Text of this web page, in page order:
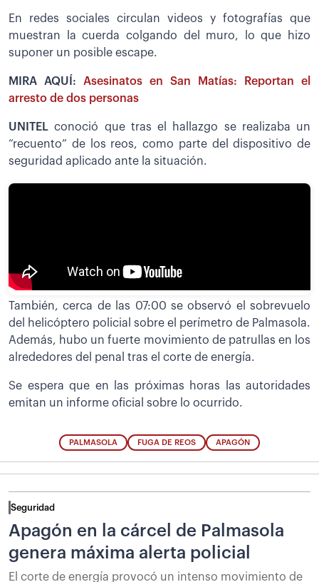
En redes sociales circulan videos y fotografías que
muestran la cuerda colgando del muro, lo que hizo
suponer un posible escape.
MIRA AQUÍ: Asesinatos en San Matías: Reportan el
arresto de dos personas
UNITELconoció que tras el hallazgo se realizaba un
“recuento” de los reos, como parte del dispositivo de
seguridad aplicado ante la situación.
También, cerca de las 07:00 se observó el sobrevuelo
del helicóptero policial sobre el perímetro de Palmasola.
Además, hubo un fuerte movimiento de patrullas en los
alrededores del penal tras el corte de energía.
Se espera que en las próximas horas las autoridades
emitan un informe oficial sobre lo ocurrido.
PALMASOLA FUGA DE REOS APAGÓN
Seguridad
Apagón en la cárcel de Palmasola
genera máxima alerta policial
El corte de energía provocó un intenso movimiento de